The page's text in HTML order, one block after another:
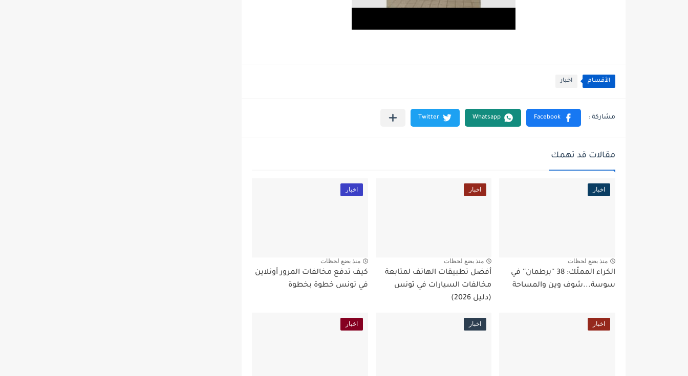
الأقسام اخبار
مقالات قد تهمك
اخبار
منذ بضع لحظات
الكراء المملّك: 38 ''برطمان'' في
سوسة...شوف وين والمساحة
اخبار
منذ بضع لحظات
أفضل تطبيقات الهاتف لمتابعة
مخالفات السيارات في تونس
(دليل 2026)
اخبار
منذ بضع لحظات
كيف تدفع مخالفات المرور أونلاين
في تونس خطوة بخطوة
اخبار اخبار اخبار